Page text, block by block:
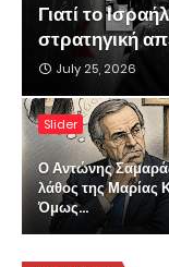
Γιατί το
στρατηγική
July 25, 2026
Slider
Ο Αντώνης
λάθος της Μαρίας
Όμως...